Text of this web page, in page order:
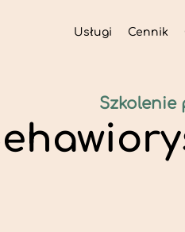
Usługi Cennik
Szkolenie